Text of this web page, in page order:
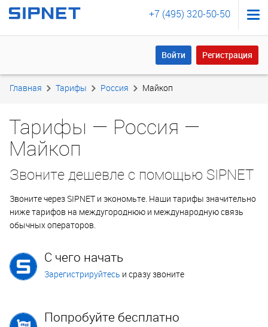
+7 (495) 320-50-50
Войти Регистрация
Войти Регистрация
Главная Тарифы Россия Майкоп
Тарифы — Россия —
Майкоп
Звоните дешевле с помощью SIPNET
Звоните через SIPNET и экономьте. Наши тарифы значительно
ниже тарифов на междугороднюю и международную связь
обычных операторов.
С чего начать
Зарегистрируйтесь и сразу звоните
Попробуйте бесплатно